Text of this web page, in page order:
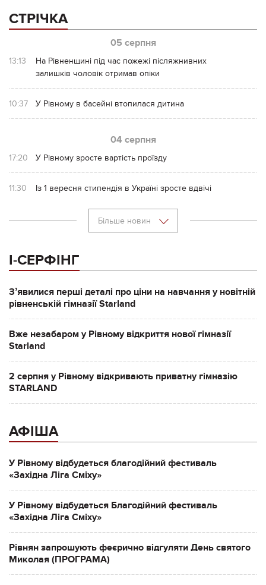
СТРІЧКА
05 серпня
13:13
На Рівненщині під час пожежі післяжнивних
залишків чоловік отримав опіки
10:37 У Рівному в басейні втопилася дитина
04 серпня
17:20 У Рівному зросте вартість проїзду
11:30 Із 1 вересня стипендія в Україні зросте вдвічі
Більше новин
І-СЕРФІНГ
Зʼявилися перші деталі про ціни на навчання у новітній
рівненській гімназії Starland
Вже незабаром у Рівному відкриття нової гімназії
Starland
2 серпня у Рівному відкривають приватну гімназію
STARLAND
АФІША
У Рівному відбудеться благодійний фестиваль
«Західна Ліга Сміху»
У Рівному відбудеться Благодійний фестиваль
«Західна Ліга Сміху»
Рівнян запрошують феєрично відгуляти День святого
Миколая (ПРОГРАМА)